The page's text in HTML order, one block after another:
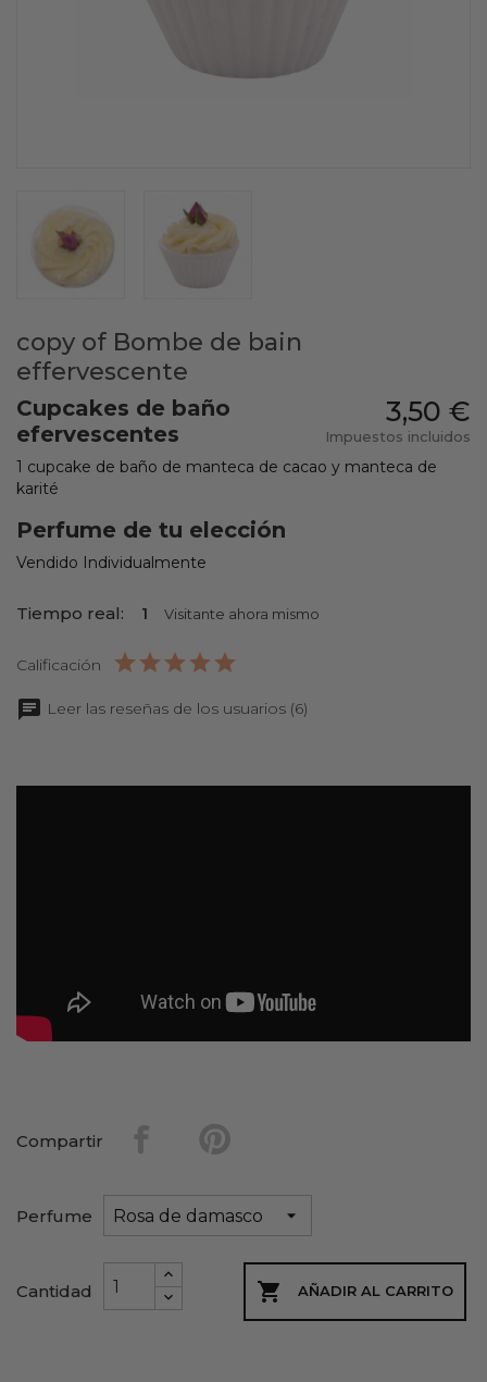
copy of Bombe de bain
effervescente
3,50 €
Impuestos incluidos
Cupcakes de baño
efervescentes
1 cupcake de baño de manteca de cacao y manteca de
karité
Perfume de tu elección
Vendido Individualmente
Tiempo real: 1 Visitante ahora mismo
Calificación
Leer las reseñas de los usuarios (6)
Compartir
Perfume
Cantidad  AÑADIR AL CARRITO